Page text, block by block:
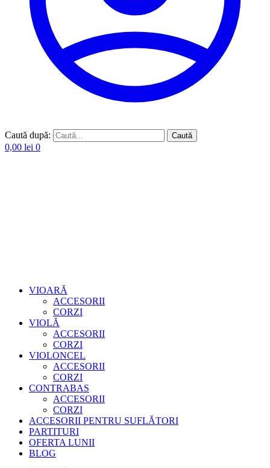
Caută după: Caută
0,00 lei 0
VIOARĂ
ACCESORII
CORZI
VIOLĂ
ACCESORII
CORZI
VIOLONCEL
ACCESORII
CORZI
CONTRABAS
ACCESORII
CORZI
ACCESORII PENTRU SUFLĂTORI
PARTITURI
OFERTA LUNII
BLOG